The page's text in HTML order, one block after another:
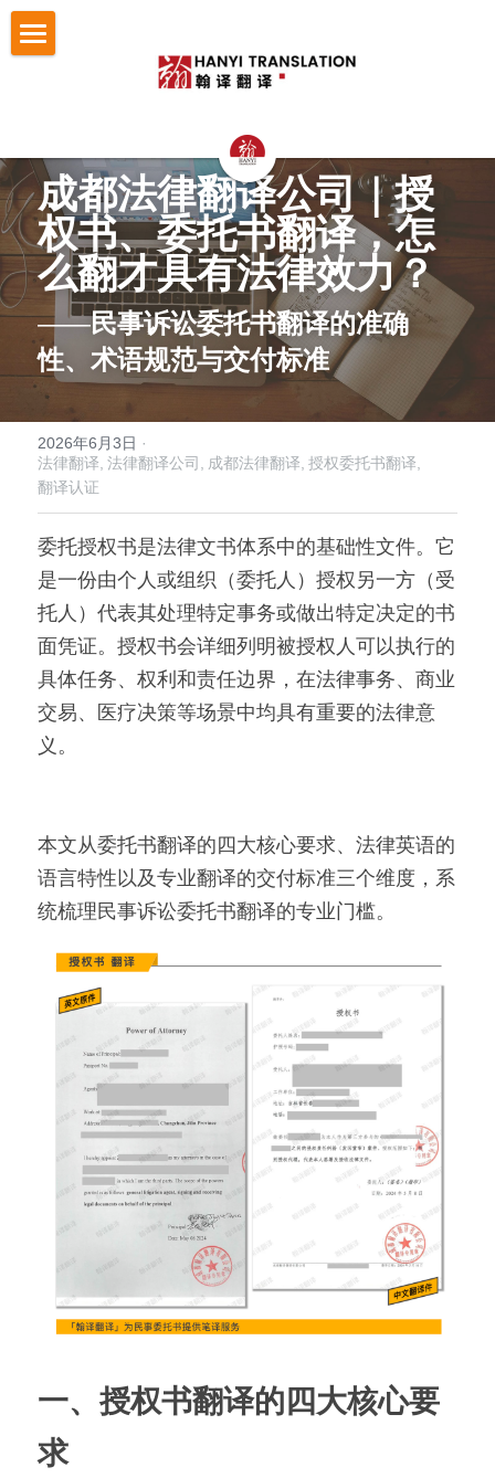
法律翻译
证件翻译
留学移民翻译
企业商务翻译
企业出海语言服务
口译同传
认证与宣誓翻译
认证与宣誓翻译
NAATI认证翻译
NZTA 认证翻译
法国宣誓翻译
德国宣誓翻译
按照文件找翻译
护照翻译
驾照翻译
学历证书与成绩单翻译
身份证户口本
银行流水
出生证结婚证
无犯罪记录证明
病历处方笺
在职证明与工作证明翻译
成功案例
法律翻译案例
证件翻译案例
留学移民翻译案例
企业商务与出海案例
医学病历翻译案例
口译同传案例
办事指南
法律翻译指南
证件翻译指南
留学移民材料指南
企业商务与出海指南
医学病历翻译指南
口译同传指南
翻译盖章与交付指南
翻译语种
英语翻译
法语西班牙语翻译意大利语翻译
日语翻译韩语翻译
俄语翻译波兰语翻译
泰语老挝语等小语种
关于翰译
公司介绍
城市服务
成都翻译服务
西安翻译服务
重庆翻译服务
翻译资质
合作客户
发送文件获取报价
成都法律翻译公司｜授
权书、委托书翻译，怎
么翻才具有法律效力？
——民事诉讼委托书翻译的准确
性、术语规范与交付标准
2026年6月3日 ·
法律翻译, 法律翻译公司, 成都法律翻译, 授权委托书翻译,
翻译认证
委托授权书是法律文书体系中的基础性文件。它
是一份由个人或组织（委托人）授权另一方（受
托人）代表其处理特定事务或做出特定决定的书
面凭证。授权书会详细列明被授权人可以执行的
具体任务、权利和责任边界，在法律事务、商业
交易、医疗决策等场景中均具有重要的法律意
义。
本文从委托书翻译的四大核心要求、法律英语的
语言特性以及专业翻译的交付标准三个维度，系
统梳理民事诉讼委托书翻译的专业门槛。
一、授权书翻译的四大核心要
求